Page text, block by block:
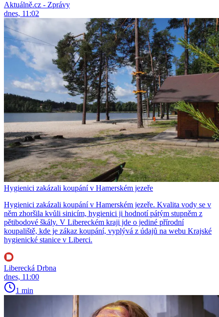
Aktuálně.cz - Zprávy
dnes, 11:02
Hygienici zakázali koupání v Hamerském jezeře
Hygienici zakázali koupání v Hamerském jezeře. Kvalita vody se v
něm zhoršila kvůli sinicím, hygienici ji hodnotí pátým stupněm z
pětibodové škály. V Libereckém kraji jde o jediné přírodní
koupaliště, kde je zákaz koupání, vyplývá z údajů na webu Krajské
hygienické stanice v Liberci.
Liberecká Drbna
dnes, 11:00
1 min